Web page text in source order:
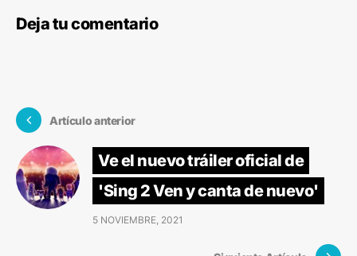
Deja tu comentario
Artículo anterior
Ve el nuevo tráiler oficial de
'Sing 2 Ven y canta de nuevo'
5 NOVIEMBRE, 2021